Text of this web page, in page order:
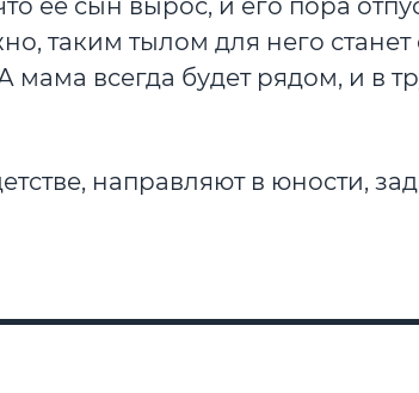
ее сын вырос, и его пора
таким тылом для него
мама всегда будет рядом, и в
направляют в юности,